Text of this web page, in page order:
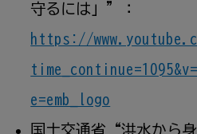
守るには」”：
https://
e=emb_logo
国土交通省 “洪水から身